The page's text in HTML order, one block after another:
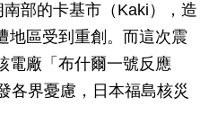
部的卡基市（Kaki），造
地區受到重創。而這次震
電廠「布什爾一號反應
各界憂慮，日本福島核災